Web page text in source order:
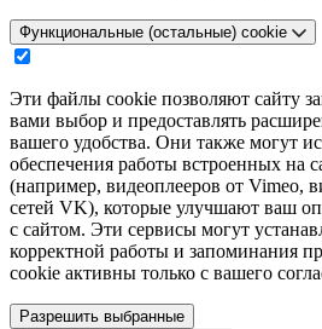
Функциональные (остальные) cookie
Эти файлы cookie позволяют сайту
вами выбор и предоставлять
вашего удобства. Они также могут
обеспечения работы встроенных на
(например, видеоплееров от Vimeo,
сетей VK), которые улучшают ваш
с сайтом. Эти сервисы могут
корректной работы и запоминания
cookie активны только с вашего
Разрешить выбранные